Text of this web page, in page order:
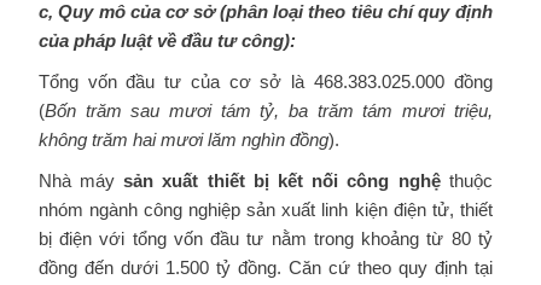
c, Quy mô của cơ sở (phân loại theo tiêu chí quy định
của pháp luật về đầu tư công):
Tổng vốn đầu tư của cơ sở là 468.383.025.000 đồng
(Bốn trăm sau mươi tám tỷ, ba trăm tám mươi triệu,
không trăm hai mươi lăm nghìn đồng).
Nhà máysản xuất thiết bị kết nối công nghệthuộc
nhóm ngành công nghiệp sản xuất linh kiện điện tử, thiết
bị điện với tổng vốn đầu tư nằm trong khoảng từ 80 tỷ
đồng đến dưới 1.500 tỷ đồng. Căn cứ theo quy định tại